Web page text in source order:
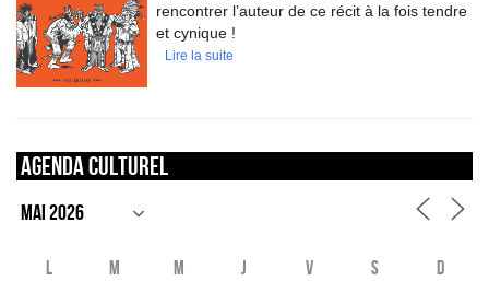
rencontrer l’auteur de ce récit à la fois tendre
et cynique !
Lire la suite
Agenda culturel
L M M J V S D